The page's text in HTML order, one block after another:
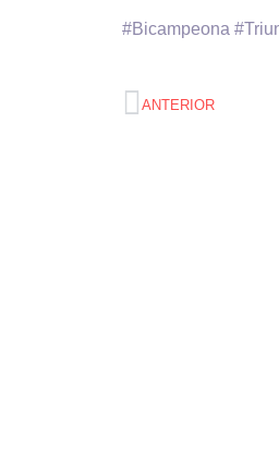
#Bicampeona
ANTERIOR